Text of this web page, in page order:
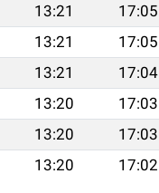
13:21 17:05
13:21 17:05
13:21 17:04
13:20 17:03
13:20 17:03
13:20 17:02